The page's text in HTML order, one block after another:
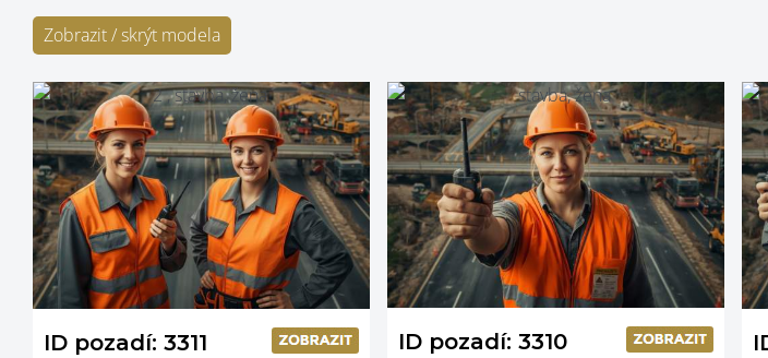
Zobrazit / skrýt modela
ID pozadí: 3311 ID pozadí: 3310